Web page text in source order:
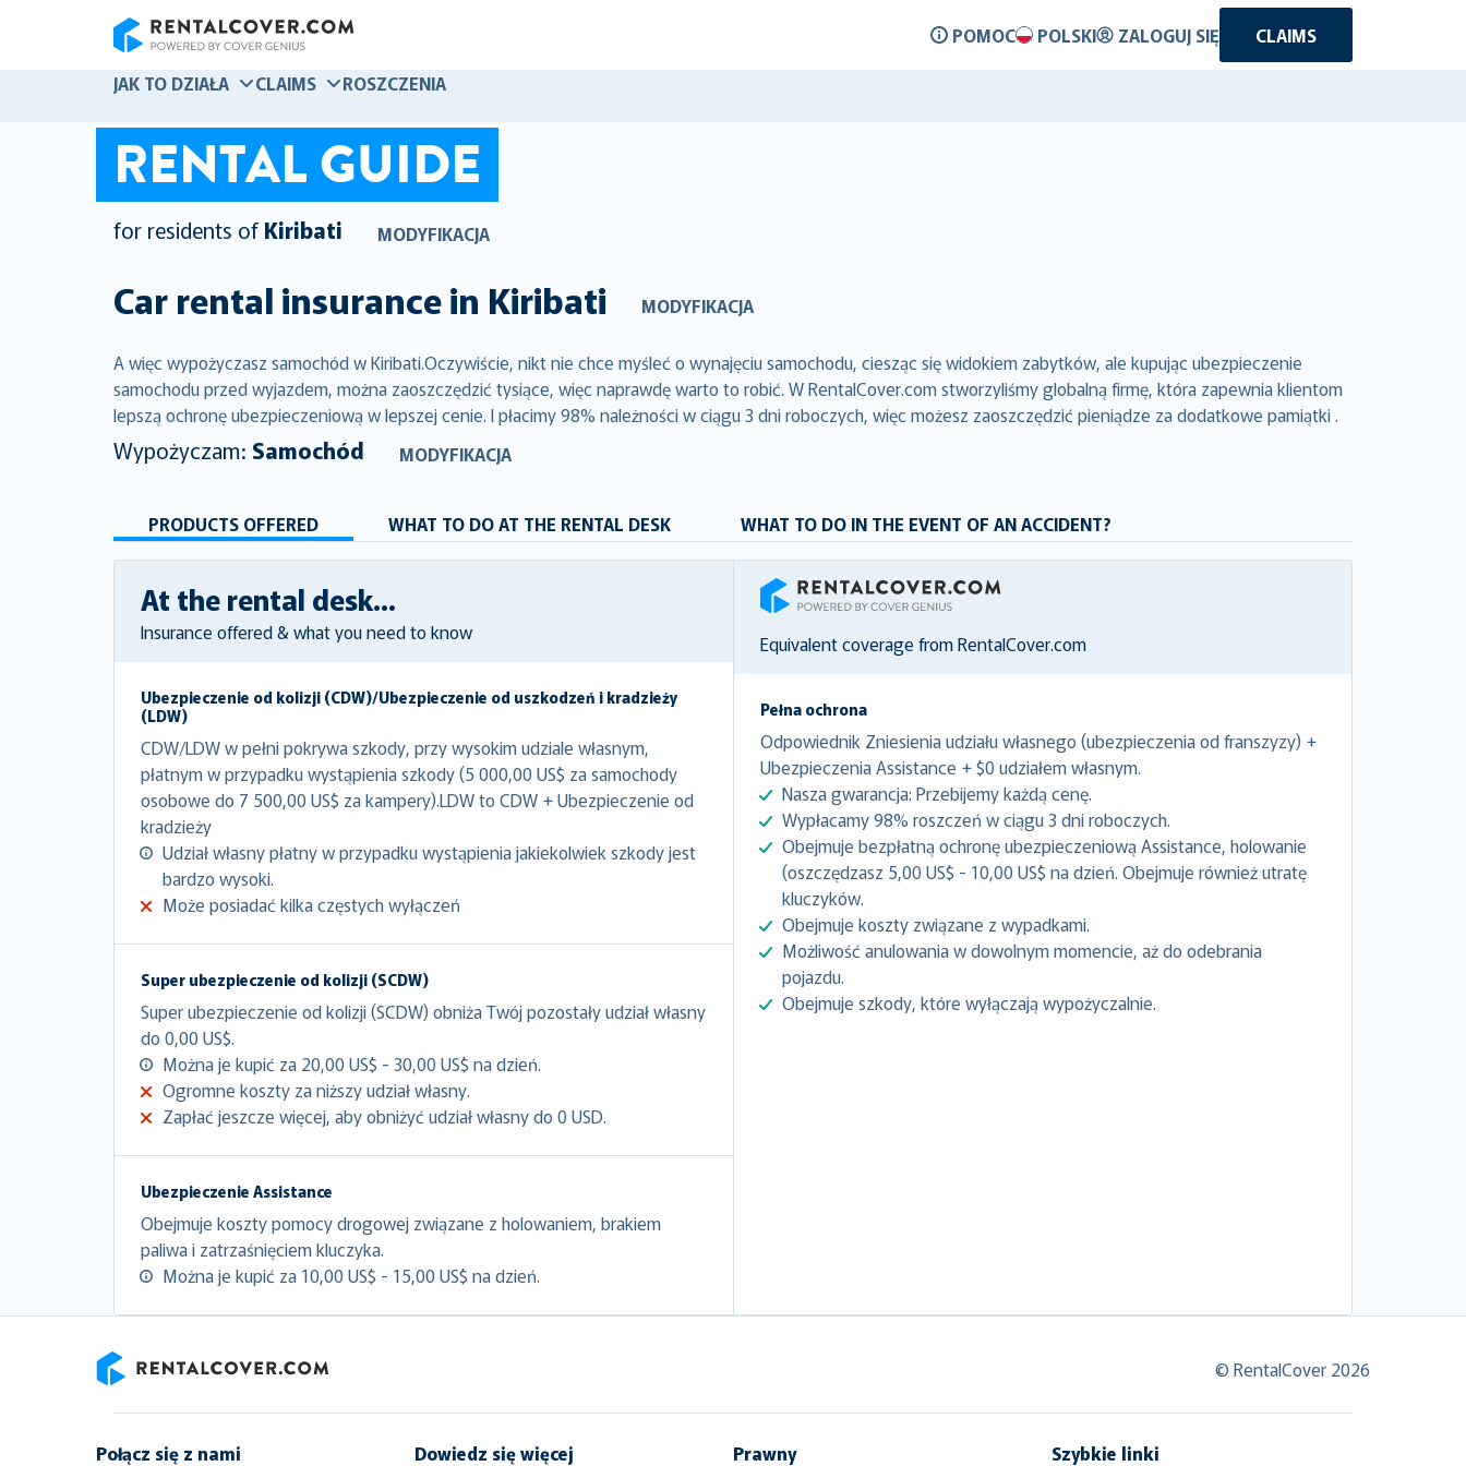
POMOC POLSKI ZALOGUJ SIĘ
CLAIMS
JAK TO DZIAŁA
CLAIMS ROSZCZENIA
RENTAL GUIDE
for residents of Kiribati MODYFIKACJA
Car rental insurance in Kiribati MODYFIKACJA
A więc wypożyczasz samochód w Kiribati.Oczywiście, nikt nie chce myśleć o wynajęciu samochodu, ciesząc się widokiem zabytków, ale kupując ubezpieczenie
samochodu przed wyjazdem, można zaoszczędzić tysiące, więc naprawdę warto to robić. W RentalCover.com stworzyliśmy globalną firmę, która zapewnia klientom
lepszą ochronę ubezpieczeniową w lepszej cenie. I płacimy 98% należności w ciągu 3 dni roboczych, więc możesz zaoszczędzić pieniądze za dodatkowe pamiątki .
Wypożyczam: Samochód MODYFIKACJA
PRODUCTS OFFERED WHAT TO DO AT THE RENTAL DESK WHAT TO DO IN THE EVENT OF AN ACCIDENT?
At the rental desk...
Insurance offered & what you need to know
Ubezpieczenie od kolizji (CDW)/Ubezpieczenie od uszkodzeń i kradzieży
(LDW)
CDW/LDW w pełni pokrywa szkody, przy wysokim udziale własnym,
płatnym w przypadku wystąpienia szkody (5 000,00 US$ za samochody
osobowe do 7 500,00 US$ za kampery).LDW to CDW + Ubezpieczenie od
kradzieży
Udział własny płatny w przypadku wystąpienia jakiekolwiek szkody jest
bardzo wysoki.
Może posiadać kilka częstych wyłączeń
Super ubezpieczenie od kolizji (SCDW)
Super ubezpieczenie od kolizji (SCDW) obniża Twój pozostały udział własny
do 0,00 US$.
Można je kupić za 20,00 US$ - 30,00 US$ na dzień.
Ogromne koszty za niższy udział własny.
Zapłać jeszcze więcej, aby obniżyć udział własny do 0 USD.
Ubezpieczenie Assistance
Obejmuje koszty pomocy drogowej związane z holowaniem, brakiem
paliwa i zatrzaśnięciem kluczyka.
Można je kupić za 10,00 US$ - 15,00 US$ na dzień.
RentalCover
Equivalent coverage from RentalCover.com
Pełna ochrona
Odpowiednik Zniesienia udziału własnego (ubezpieczenia od franszyzy) +
Ubezpieczenia Assistance + $0 udziałem własnym.
Nasza gwarancja: Przebijemy każdą cenę.
Wypłacamy 98% roszczeń w ciągu 3 dni roboczych.
Obejmuje bezpłatną ochronę ubezpieczeniową Assistance, holowanie
(oszczędzasz 5,00 US$ - 10,00 US$ na dzień. Obejmuje również utratę
kluczyków.
Obejmuje koszty związane z wypadkami.
Możliwość anulowania w dowolnym momencie, aż do odebrania
pojazdu.
Obejmuje szkody, które wyłączają wypożyczalnie.
© RentalCover 2026
Połącz się z nami Dowiedz się więcej Prawny Szybkie linki